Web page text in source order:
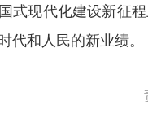
式现代化建设新征
代和人民的新业绩。